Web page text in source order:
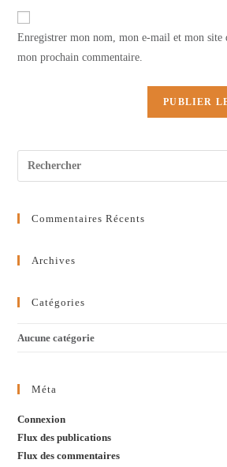
comment
de
Enregistrer mon nom, mon e-mail et mon site
mon prochain commentaire.
Commentaires Récents
Archives
Catégories
Aucune catégorie
Méta
Connexion
Flux des publications
Flux des commentaires